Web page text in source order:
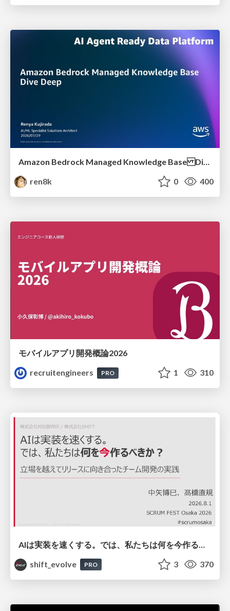
Amazon Bedrock Managed Knowledge Base Dive Deep
ren8k
0 400
モバイルアプリ開発概論2026
recruitengineers
PRO 1 310
shift_evolve
PRO 3 370